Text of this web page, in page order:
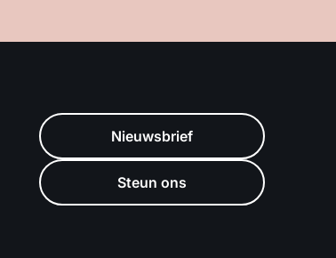
Nieuwsbrief
Steun ons